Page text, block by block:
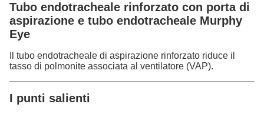
Tubo endotracheale rinforzato con porta di
aspirazione e tubo endotracheale Murphy
Eye
Il tubo endotracheale di aspirazione rinforzato riduce il
tasso di polmonite associata al ventilatore (VAP).
I punti salienti